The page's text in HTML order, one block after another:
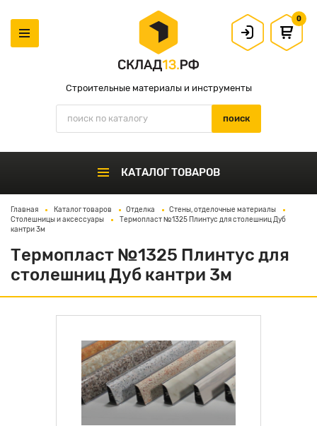
Строительные материалы и инструменты
0
КАТАЛОГ ТОВАРОВ
Главная Каталог товаров Отделка
Стены, отделочные материалы
Столешницы и аксессуары
Термопласт №1325 Плинтус для столешниц Дуб
кантри 3м
Термопласт №1325 Плинтус для
столешниц Дуб кантри 3м